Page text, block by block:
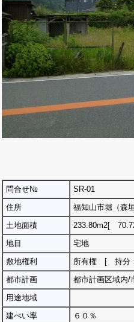
問合せ№ SR-01
住所
福知山市堀（森垣
土地面積
233.80m2[
地目
宅地
敷地権利
所有権 [ 持分
都市計画
都市計画区域内/
用途地域
建ぺい率
６０％